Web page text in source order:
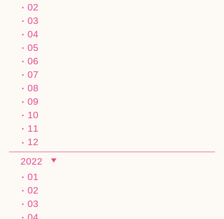
02
03
04
05
06
07
08
09
10
11
12
2022
01
02
03